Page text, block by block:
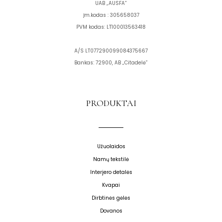
UAB „AUSFA”
Įm.kodas : 305658037
PVM kodas: LT100013563418
A/S LT077290099084375667
Bankas: 72900, AB „Citadelė”
PRODUKTAI
Užuolaidos
Namų tekstilė
Interjero detalės
Kvapai
Dirbtinės gėlės
Dovanos